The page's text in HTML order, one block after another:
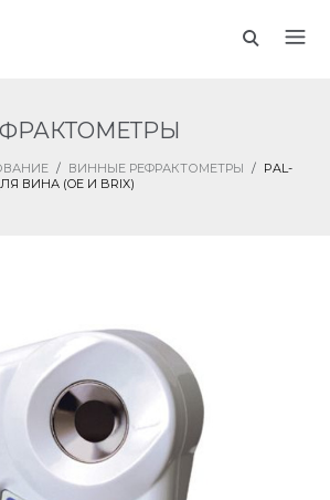
/ ВИННЫЕ РЕФРАКТОМЕТРЫ / PAL-
ВИНА (OE И BRIX)